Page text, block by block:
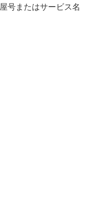
屋号またはサービス名